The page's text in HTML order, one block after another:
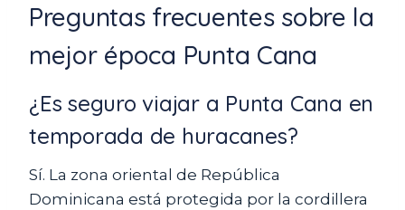
Preguntas frecuentes sobre la
mejor época Punta Cana
¿Es seguro viajar a Punta Cana en
temporada de huracanes?
Sí. La zona oriental de República
Dominicana está protegida por la cordillera